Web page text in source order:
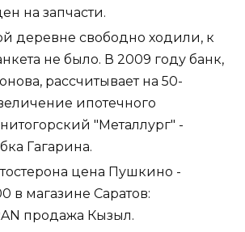
на запчасти.
деревне свободно ходили, к
не было. В 2009 году банк,
рассчитывает на 50-
ипотечного
"Металлург" -
Гагарина.
цена Пушкино -
в магазине Саратов:
продажа Кызыл.